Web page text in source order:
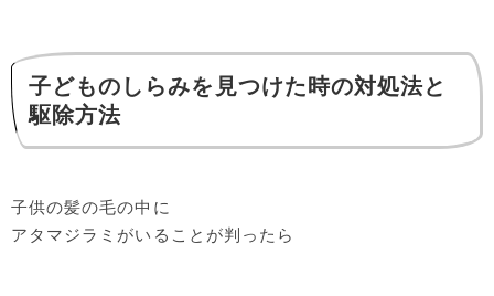
子どものしらみを見つけた時の対処法と
駆除方法
子供の髪の毛の中に
アタマジラミがいることが判ったら